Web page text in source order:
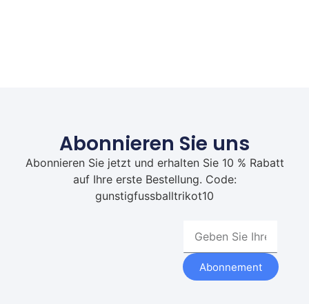
Abonnieren Sie uns
Abonnieren Sie jetzt und erhalten Sie 10 % Rabatt
auf Ihre erste Bestellung. Code:
gunstigfussballtrikot10
Abonnement